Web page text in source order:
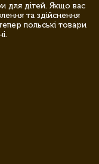
для дітей. Якщо вас
та здійснення
польські товари